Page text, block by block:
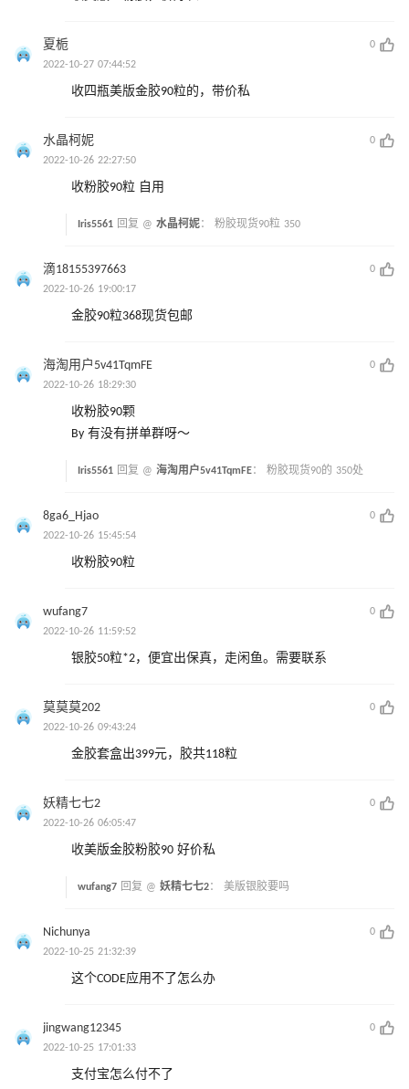
夏栀
0
2022-10-27 07:44:52
收四瓶美版金胶90粒的，带价私
水晶柯妮
0
2022-10-26 22:27:50
收粉胶90粒 自用
Iris5561 回复 @ 水晶柯妮： 粉胶现货90粒 350
滴18155397663
0
2022-10-26 19:00:17
金胶90粒368现货包邮
海淘用户5v41TqmFE
0
2022-10-26 18:29:30
收粉胶90颗
By 有没有拼单群呀～
Iris5561 回复 @ 海淘用户5v41TqmFE： 粉胶现货90的 350处
8ga6_Hjao
0
2022-10-26 15:45:54
收粉胶90粒
wufang7
0
2022-10-26 11:59:52
银胶50粒*2，便宜出保真，走闲鱼。需要联系
莫莫莫202
0
2022-10-26 09:43:24
金胶套盒出399元，胶共118粒
妖精七七2
0
2022-10-26 06:05:47
收美版金胶粉胶90 好价私
wufang7 回复 @ 妖精七七2： 美版银胶要吗
Nichunya
0
2022-10-25 21:32:39
这个CODE应用不了怎么办
jingwang12345
0
2022-10-25 17:01:33
支付宝怎么付不了